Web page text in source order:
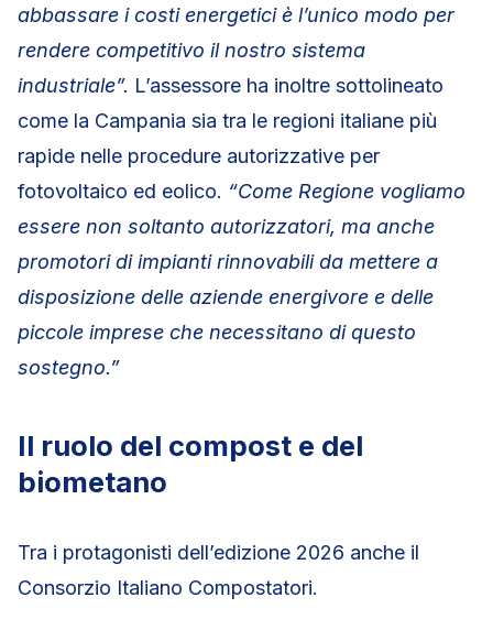
abbassare i costi energetici è l’unico modo per
rendere competitivo il nostro sistema
industriale”. L’assessore ha inoltre sottolineato
come la Campania sia tra le regioni italiane più
rapide nelle procedure autorizzative per
fotovoltaico ed eolico. “Come Regione vogliamo
essere non soltanto autorizzatori, ma anche
promotori di impianti rinnovabili da mettere a
disposizione delle aziende energivore e delle
piccole imprese che necessitano di questo
sostegno.”
Il ruolo del compost e del
biometano
Tra i protagonisti dell’edizione 2026 anche il
Consorzio Italiano Compostatori.